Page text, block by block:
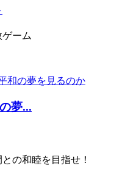
ゲーム
夢...
の和睦を目指せ！